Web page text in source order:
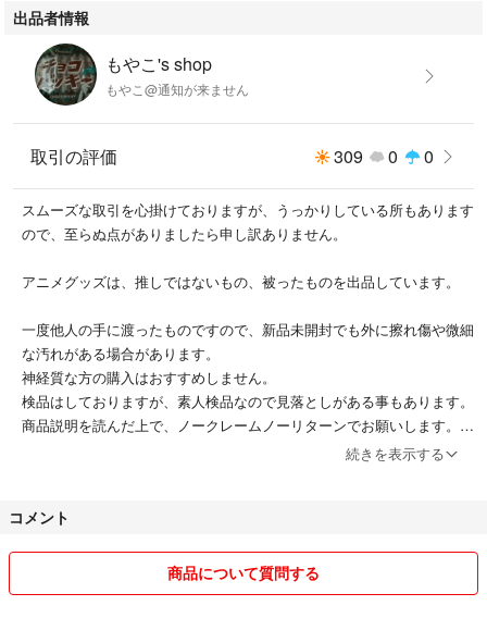
出品者情報
もやこ's shop
もやこ@通知が来ません
取引の評価 309 0 0
スムーズな取引を心掛けておりますが、うっかりしている所もあります
ので、至らぬ点がありましたら申し訳ありません。
アニメグッズは、推しではないもの、被ったものを出品しています。
一度他人の手に渡ったものですので、新品未開封でも外に擦れ傷や微細
な汚れがある場合があります。
神経質な方の購入はおすすめしません。
検品はしておりますが、素人検品なので見落としがある事もあります。
商品説明を読んだ上で、ノークレームノーリターンでお願いします。
発送は入金後2〜3日での発送を心掛けます。
続きを表示する
コメント
商品について質問する